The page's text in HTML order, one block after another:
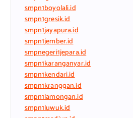
smpn1boyolali.id
smpn1gresik.id
smpn1jayapura.id
smpn1jember.id
smpnegeri1jepara.id
smpn1karanganyar.id
smpn1kendari.id
smpn1kranggan.id
smpn1lamongan.id
smpn1luwuk.id